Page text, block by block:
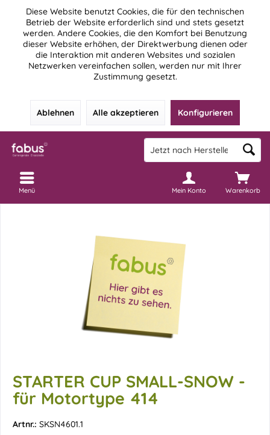
Diese Website benutzt Cookies, die für den technischen
Betrieb der Website erforderlich sind und stets gesetzt
werden. Andere Cookies, die den Komfort bei Benutzung
dieser Website erhöhen, der Direktwerbung dienen oder
die Interaktion mit anderen Websites und sozialen
Netzwerken vereinfachen sollen, werden nur mit Ihrer
Zustimmung gesetzt.
Ablehnen Alle akzeptieren Konfigurieren
Warenkorb
Mein Konto
Menü
STARTER CUP SMALL-SNOW -
für Motortype 414
Artnr.: SKSN4601.1